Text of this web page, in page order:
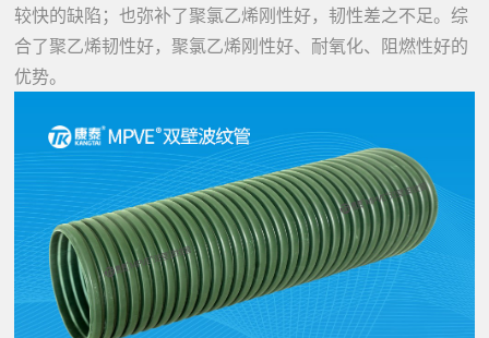
较快的缺陷；也弥补了聚氯乙烯刚性好，韧性差之不足。综
合了聚乙烯韧性好，聚氯乙烯刚性好、耐氧化、阻燃性好的
优势。